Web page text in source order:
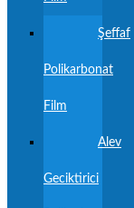
Şeffaf
Polikarbonat
Film
Alev
Geciktirici